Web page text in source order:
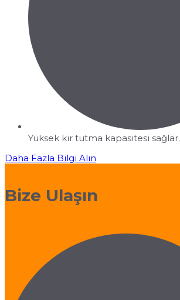
Yüksek kir tutma kapasitesi sağlar.
Daha Fazla Bilgi Alın
Bize Ulaşın